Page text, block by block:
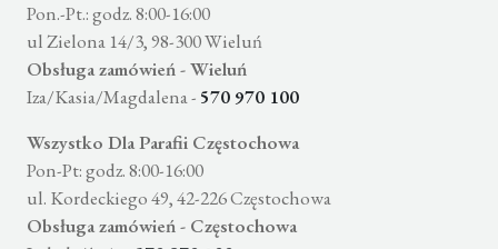
Pon.-Pt.: godz. 8:00-16:00
ul Zielona 14/3, 98-300 Wieluń
Obsługa zamówień - Wieluń
Iza/Kasia/Magdalena - 570 970 100
Wszystko Dla Parafii Częstochowa
Pon-Pt: godz. 8:00-16:00
ul. Kordeckiego 49, 42-226 Częstochowa
Obsługa zamówień - Częstochowa